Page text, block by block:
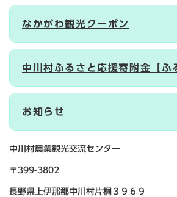
なかがわ観光クーポン
中川村ふるさと応援寄附金【ふ
お知らせ
中川村農業観光交流センター
〒399-3802
長野県上伊那郡中川村片桐３９６９